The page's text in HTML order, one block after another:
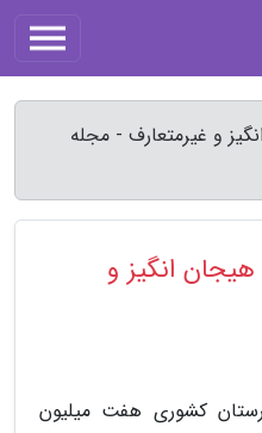
انگیز و غیرمتعارف - مجله
سرگرمی هیجان انگیز و
کشوری هفت میلیون